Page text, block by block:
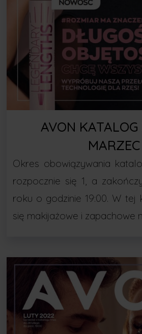
AVON
MARZEC
Okres obowiązywania
rozpocznie się 1, a
roku o godzinie 19:00. W tej
się makijażowe i zapachowe